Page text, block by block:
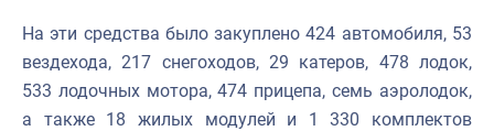
На эти средства было закуплено 424 автомобиля, 53
вездехода, 217 снегоходов, 29 катеров, 478 лодок,
533 лодочных мотора, 474 прицепа, семь аэролодок,
а также 18 жилых модулей и 1 330 комплектов